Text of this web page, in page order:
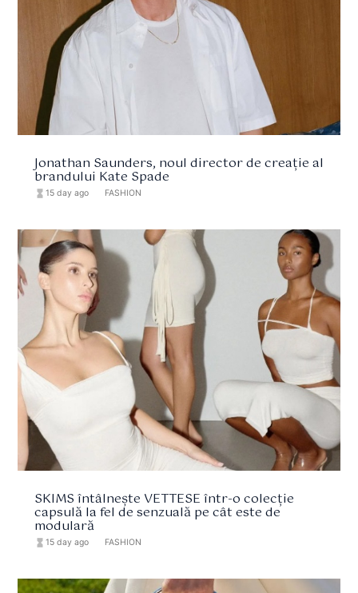
Jonathan Saunders, noul director de creație al
brandului Kate Spade
hourglass_full 15 day ago FASHION
SKIMS întâlnește VETTESE într-o colecție
capsulă la fel de senzuală pe cât este de
modulară
hourglass_full 15 day ago FASHION